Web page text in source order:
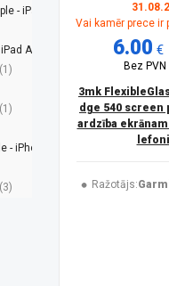
- iPad 10.2 (2020),Apple - iPad
Air (2022),Apple - iPad Air
(1)
(1)
- iPhone 13 Pro Max
(3)
Vai kamēr prece ir
6.00 €
Bez PVN
3mk
dge 540
ardzība
Ražotājs: